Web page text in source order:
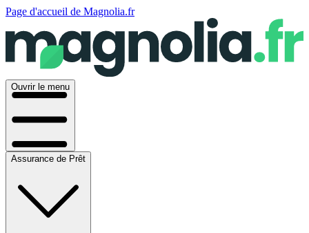
Page d'accueil de Magnolia.fr
Ouvrir le menu
Assurance de Prêt